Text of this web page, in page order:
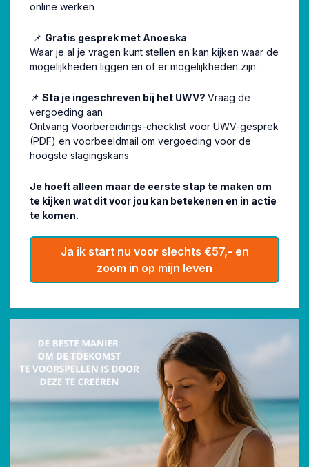
online werken
📌 Gratis gesprek met Anoeska
Waar je al je vragen kunt stellen en kan kijken waar de
mogelijkheden liggen en of er mogelijkheden zijn.
📌 Sta je ingeschreven bij het UWV? Vraag de
vergoeding aan
Ontvang Voorbereidings-checklist voor UWV-gesprek
(PDF) en voorbeeldmail om vergoeding voor de
hoogste slagingskans
Je hoeft alleen maar de eerste stap te maken om
te kijken wat dit voor jou kan betekenen en in actie
te komen.
Ja ik start nu voor slechts €57,- en
zoom in op mijn leven